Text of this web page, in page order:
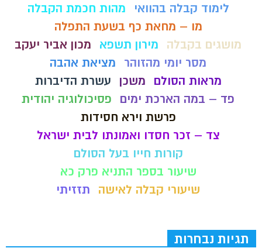
לימוד קבלה בהוואי
מהות חכמת הקבלה
מו – מחאת כף בשעת התפלה
מושגים בקבלה
מירון תשפא
מכון אביר יעקב
מסר יומי מהזוהר
מציאת אהבה
מראות הסולם
משכן
עשרת הדיברות
פד – במה הארכת ימים
פסיכולוגיה יהודית
פרשת וירא חסידות
צד – זכר חסדו ואמונתו לבית ישראל
קורות חייו בעל הסולם
שיעור בספר התניא פרק כא
שיעורי קבלה לאישה
תזזיתי
תגיות נבחרות